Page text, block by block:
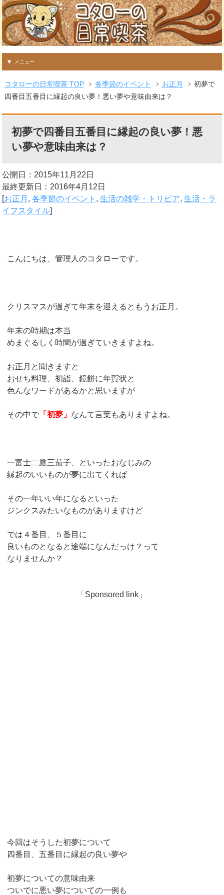
メニュー
コタローの日常喫茶 TOP 各季節のイベント お正月
初夢で
四番目五番目に縁起の良い夢！悪い夢や意味由来は？
初夢で四番目五番目に縁起の良い夢！悪
い夢や意味由来は？
公開日：2015年11月22日
最終更新日：2016年4月12日
[お正月 ,各季節のイベント ,生活の雑学・トリビア,生活・ラ
イフスタイル]
こんにちは、管理人のコタローです。
クリスマスが過ぎて年末を迎えるともうお正月。
年末の時期は本当
めまぐるしく時間が過ぎていきますよね。
お正月と聞きますと
おせち料理、初詣、鏡餅に年賀状と
色んなワードがあるかと思いますが
その中で 「初夢」 なんて言葉もありますよね。
一富士二鷹三茄子、といったおなじみの
縁起のいいものが夢に出てくれば
その一年いい年になるといった
ジンクスみたいなものがありますけど
では４番目、５番目に
良いものとなると途端になんだっけ？って
なりませんか？
「Sponsored link」
今回はそうした初夢について
四番目、五番目に縁起の良い夢や
初夢についての意味由来
ついでに悪い夢についての一例も